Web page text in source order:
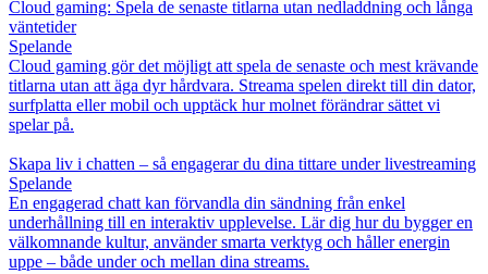
Cloud gaming: Spela de senaste titlarna utan nedladdning och långa
väntetider
Spelande
Cloud gaming gör det möjligt att spela de senaste och mest krävande
titlarna utan att äga dyr hårdvara. Streama spelen direkt till din dator,
surfplatta eller mobil och upptäck hur molnet förändrar sättet vi
spelar på.
Skapa liv i chatten – så engagerar du dina tittare under livestreaming
Spelande
En engagerad chatt kan förvandla din sändning från enkel
underhållning till en interaktiv upplevelse. Lär dig hur du bygger en
välkomnande kultur, använder smarta verktyg och håller energin
uppe – både under och mellan dina streams.